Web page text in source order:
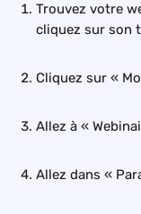
Trouvez votre
cliquez sur son
Cliquez sur «
Allez à «
Allez dans «